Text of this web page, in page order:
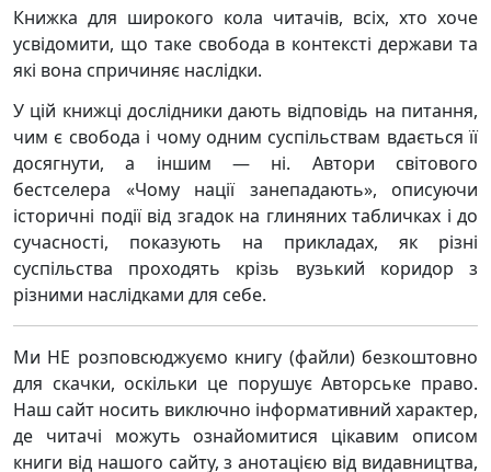
Книжка для широкого кола читачів, всіх, хто хоче
усвідомити, що таке свобода в контексті держави та
які вона спричиняє наслідки.
У цій книжці дослідники дають відповідь на питання,
чим є свобода і чому одним суспільствам вдається її
досягнути, а іншим — ні. Автори світового
бестселера «Чому нації занепадають», описуючи
історичні події від згадок на глиняних табличках і до
сучасності, показують на прикладах, як різні
суспільства проходять крізь вузький коридор з
різними наслідками для себе.
Ми НЕ розповсюджуємо книгу (файли) безкоштовно
для скачки, оскільки це порушує Авторське право.
Наш сайт носить виключно інформативний характер,
де читачі можуть ознайомитися цікавим описом
книги від нашого сайту, з анотацією від видавництва,